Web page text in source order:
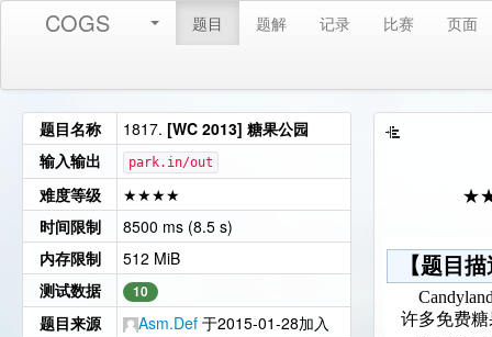
COGS 题目 题解 记录 比赛 页面
题目名称 1817. [WC 2013] 糖果公园
输入输出
park.in/out
难度等级
★★★★
时间限制
8500 ms (8.5 s)
内存限制
512 MiB
测试数据
10
题目来源 Asm.Def 于2015-01-28加入
【题目
许多免费